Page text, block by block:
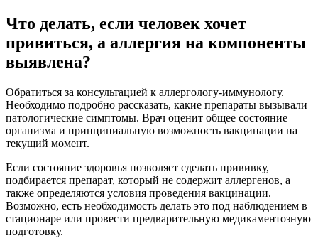
Что делать, если человек хочет
привиться, а аллергия на компоненты
выявлена?
Обратиться за консультацией к аллергологу-иммунологу.
Необходимо подробно рассказать, какие препараты вызывали
патологические симптомы. Врач оценит общее состояние
организма и принципиальную возможность вакцинации на
текущий момент.
Если состояние здоровья позволяет сделать прививку,
подбирается препарат, который не содержит аллергенов, а
также определяются условия проведения вакцинации.
Возможно, есть необходимость делать это под наблюдением в
стационаре или провести предварительную медикаментозную
подготовку.